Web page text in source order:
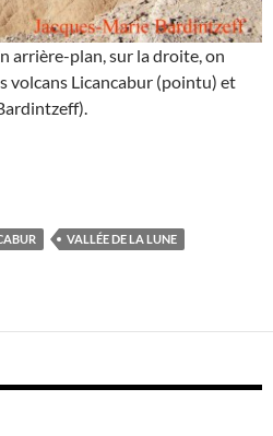
arrière-plan, sur la droite, on
volcans Licancabur (pointu) et
de Mars vs. Vallée de la Lune
VALLÉE DE LA LUNE